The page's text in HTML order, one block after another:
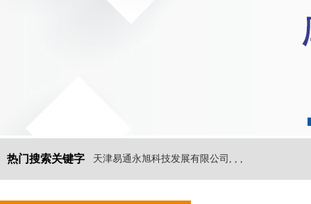
热门搜索关键字 天津易通永旭科技发展有限公司, , ,